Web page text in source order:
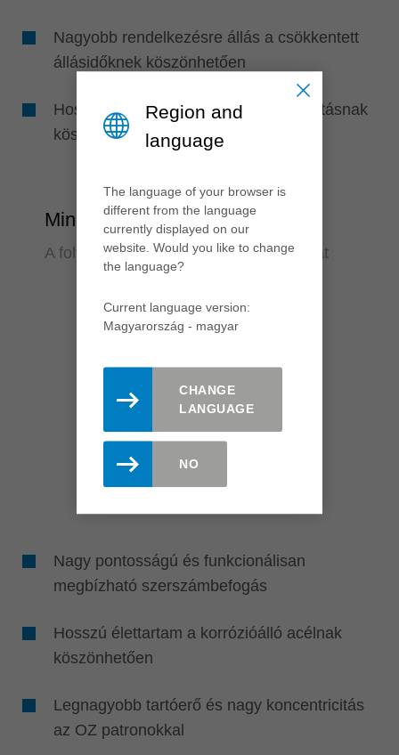
Nagyobb rendelkezésre állás a csökkentett
állásidőknek köszönhetően
Hosszabb éltartam a nagy koncentricitásnak
köszönhetően
Minőség
A folyamat megbízhatósága sok éven át
Nagy pontosságú és funkcionálisan
megbízható szerszámbefogás
Hosszú élettartam a korrózióálló acélnak
köszönhetően
Legnagyobb tartóerő és nagy koncentricitás
az OZ patronokkal
Region and
language
The language of your browser is
different from the language
currently displayed on our
website. Would you like to change
the language?
Current language version:
Magyarország - magyar
CHANGE
LANGUAGE
NO